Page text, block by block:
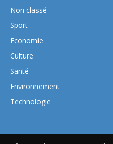
Non classé
Sport
Economie
Culture
Santé
Environnement
Technologie